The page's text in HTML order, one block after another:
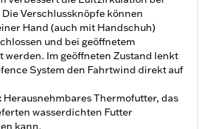
Verschlussknöpfe können
Hand (auch mit Handschuh)
und bei geöffnetem
werden. Im geöffneten Zustand lenkt
System den Fahrtwind direkt auf
Herausnehmbares Thermofutter, das
wasserdichten Futter
kann.